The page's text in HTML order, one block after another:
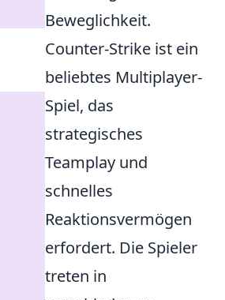
Beweglichkeit.
Counter-Strike ist ein
beliebtes Multiplayer-
Spiel, das
strategisches
Teamplay und
schnelles
Reaktionsvermögen
erfordert. Die Spieler
treten in